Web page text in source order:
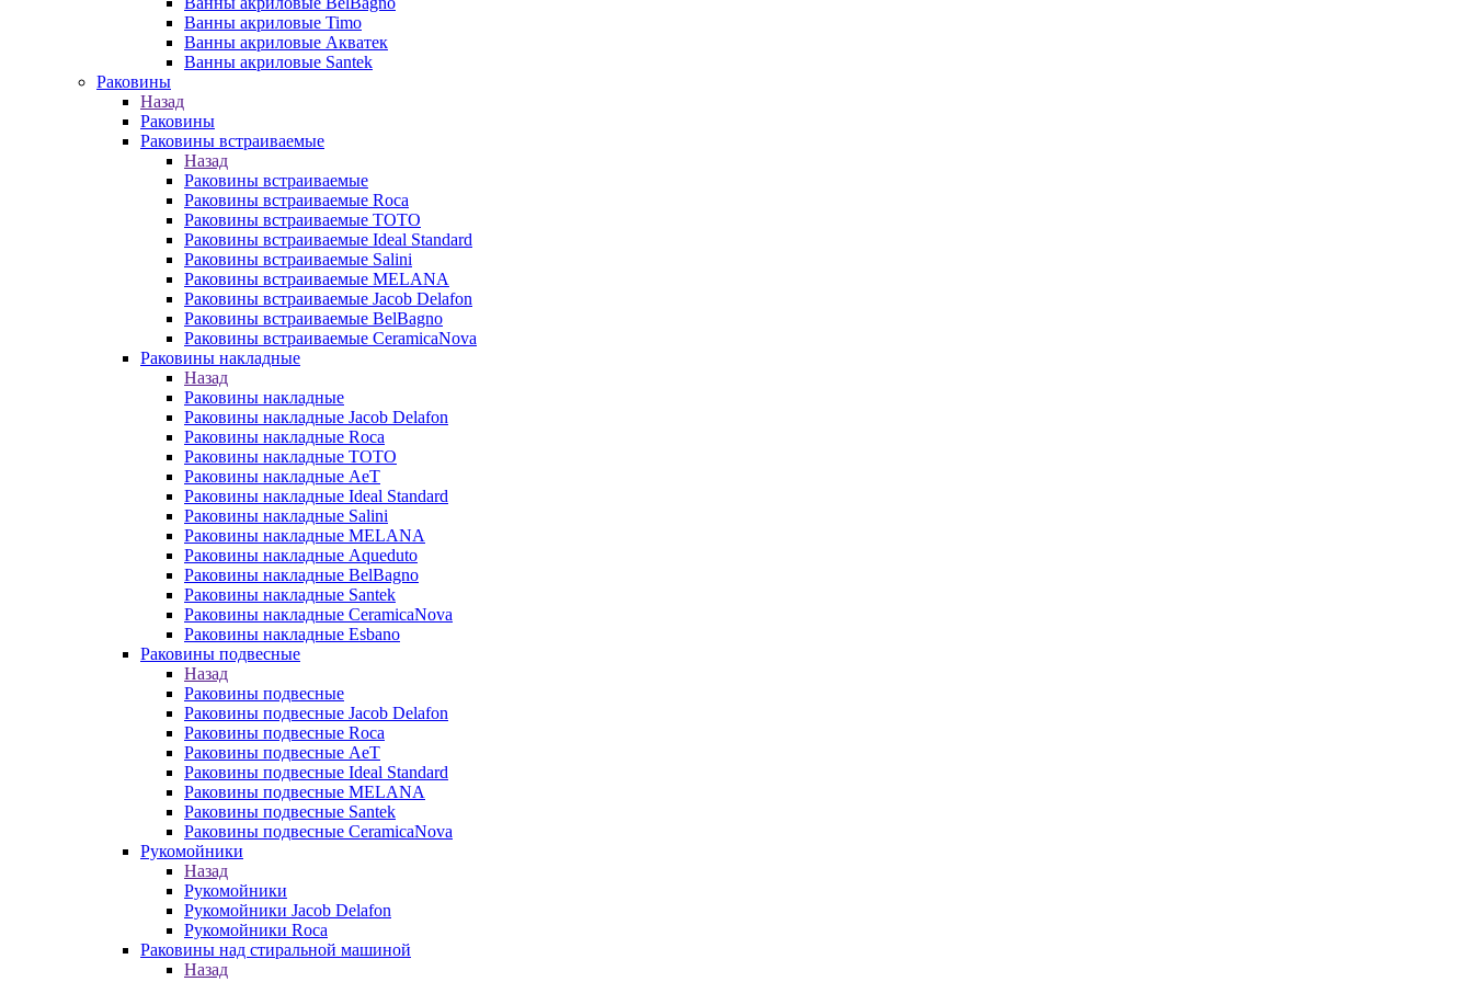
Ванны акриловые Timo
Ванны акриловые Акватек
Ванны акриловые Santek
Раковины
Назад
Раковины
Раковины встраиваемые
Назад
Раковины встраиваемые
Раковины встраиваемые Roca
Раковины встраиваемые TOTO
Раковины встраиваемые Ideal Standard
Раковины встраиваемые Salini
Раковины встраиваемые MELANA
Раковины встраиваемые Jacob Delafon
Раковины встраиваемые BelBagno
Раковины встраиваемые CeramicaNova
Раковины накладные
Назад
Раковины накладные
Раковины накладные Jacob Delafon
Раковины накладные Roca
Раковины накладные TOTO
Раковины накладные AeT
Раковины накладные Ideal Standard
Раковины накладные Salini
Раковины накладные MELANA
Раковины накладные Aqueduto
Раковины накладные BelBagno
Раковины накладные Santek
Раковины накладные CeramicaNova
Раковины накладные Esbano
Раковины подвесные
Назад
Раковины подвесные
Раковины подвесные Jacob Delafon
Раковины подвесные Roca
Раковины подвесные AeT
Раковины подвесные Ideal Standard
Раковины подвесные MELANA
Раковины подвесные Santek
Раковины подвесные CeramicaNova
Рукомойники
Назад
Рукомойники
Рукомойники Jacob Delafon
Рукомойники Roca
Раковины над стиральной машиной
Назад